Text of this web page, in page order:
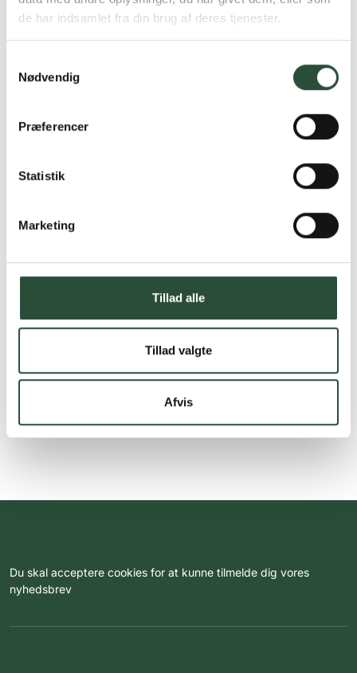
de har indsamlet fra din brug af deres tjenester.
Nødvendig
Præferencer
Statistik
Marketing
Tillad alle
Tillad valgte
Afvis
Vi tilbyder et stort udvalg af kendte
cremer, vitaminer og andre spændende
produkter – altid til fast lav pris.
Du skal acceptere cookies for at kunne tilmelde dig vores
nyhedsbrev